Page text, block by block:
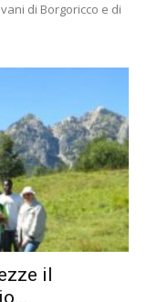
di Borgoricco e di
il